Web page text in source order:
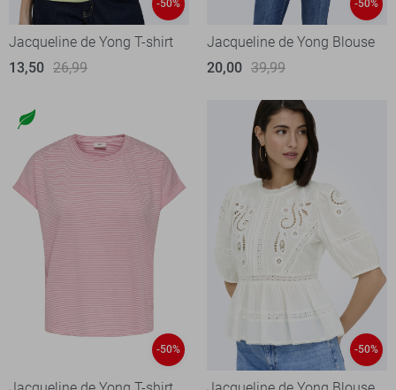
-50%
Jacqueline de Yong T-shirt
13,50 26,99
-50%
Jacqueline de Yong Blouse
20,00 39,99
-50% -50%